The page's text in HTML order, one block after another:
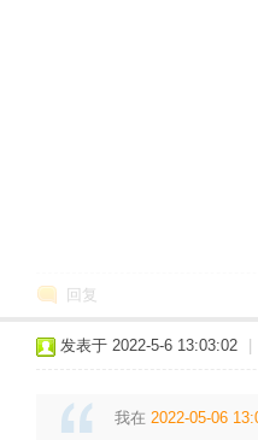
回复
发表于 2022-5-6 13:03:02
我在 2022-05-06